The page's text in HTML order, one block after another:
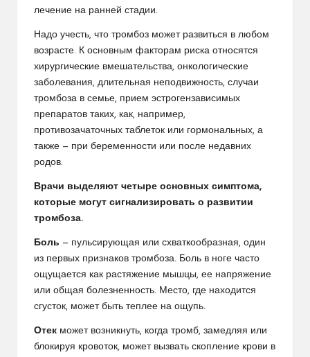
лечение на ранней стадии.
Надо учесть, что тромбоз может развиться в любом
возрасте. К основным факторам риска относятся
хирургические вмешательства, онкологические
заболевания, длительная неподвижность, случаи
тромбоза в семье, прием эстрогензависимых
препаратов таких, как, например,
противозачаточных таблеток или гормональных, а
также — при беременности или после недавних
родов.
Врачи выделяют четыре основных симптома,
которые могут сигнализировать о развитии
тромбоза.
Боль — пульсирующая или схваткообразная, один
из первых признаков тромбоза. Боль в ноге часто
ощущается как растяжение мышцы, ее напряжение
или общая болезненность. Место, где находится
сгусток, может быть теплее на ощупь.
Отек может возникнуть, когда тромб, замедляя или
блокируя кровоток, может вызвать скопление крови в